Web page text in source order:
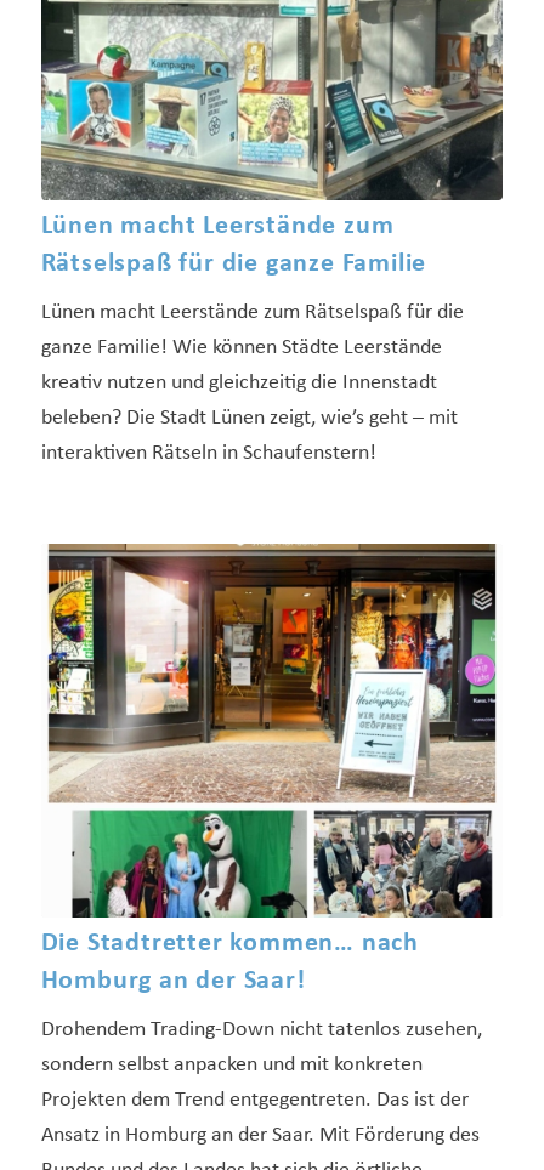
Lünen macht Leerstände zum
Rätselspaß für die ganze Familie
Lünen macht Leerstände zum Rätselspaß für die
ganze Familie! Wie können Städte Leerstände
kreativ nutzen und gleichzeitig die Innenstadt
beleben? Die Stadt Lünen zeigt, wie’s geht – mit
interaktiven Rätseln in Schaufenstern!
Die Stadtretter kommen… nach
Homburg an der Saar!
Drohendem Trading-Down nicht tatenlos zusehen,
sondern selbst anpacken und mit konkreten
Projekten dem Trend entgegentreten. Das ist der
Ansatz in Homburg an der Saar. Mit Förderung des